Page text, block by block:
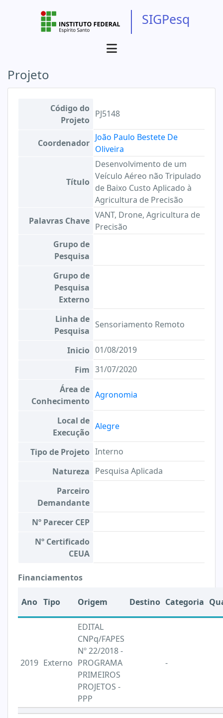
SIGPesq
Projeto
Código do
Projeto
PJ5148
Coordenador
João Paulo Bestete De
Oliveira
Título
Desenvolvimento de um
Veículo Aéreo não Tripulado
de Baixo Custo Aplicado à
Agricultura de Precisão
Palavras Chave
VANT, Drone, Agricultura de
Precisão
Grupo de
Pesquisa
Grupo de
Pesquisa
Externo
Linha de
Pesquisa
Sensoriamento Remoto
Inicio 01/08/2019
Fim 31/07/2020
Área de
Conhecimento
Agronomia
Local de
Execução
Alegre
Tipo de Projeto Interno
Natureza Pesquisa Aplicada
Parceiro
Demandante
Nº Parecer CEP
Nº Certificado
CEUA
Financiamentos
Ano Tipo Origem Destino Categoria
2019 Externo
EDITAL
CNPq/FAPES
Nº 22/2018 -
PROGRAMA
PRIMEIROS
PROJETOS -
PPP
-